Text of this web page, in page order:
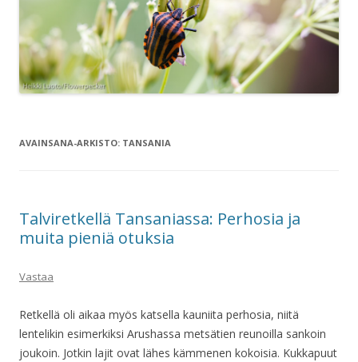
AVAINSANA-ARKISTO: TANSANIA
Talviretkellä Tansaniassa: Perhosia ja
muita pieniä otuksia
Vastaa
Retkellä oli aikaa myös katsella kauniita perhosia, niitä
lentelikin esimerkiksi Arushassa metsätien reunoilla sankoin
joukoin. Jotkin lajit ovat lähes kämmenen kokoisia. Kukkapuut